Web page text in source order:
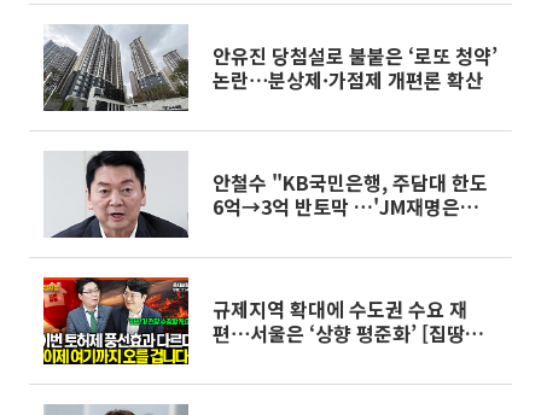
안유진 당첨설로 불붙은 ‘로또 청약’
논란⋯분상제·가점제 개편론 확산
안철수 "KB국민은행, 주담대 한도
6억→3억 반토막 …'JM재명은
규제지역 확대에 수도권 수요 재
편⋯서울은 ‘상향 평준화’ [집땅지